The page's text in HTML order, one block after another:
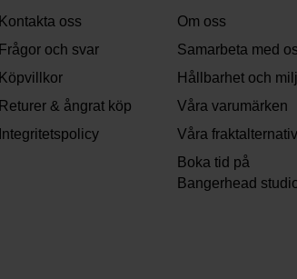
Kontakta oss
Frågor och svar
Köpvillkor
Returer & ångrat köp
Integritetspolicy
Om oss
Samarbeta med
Hållbarhet och
Våra varumärken
Våra fraktalternativ
Boka tid på
Bangerhead